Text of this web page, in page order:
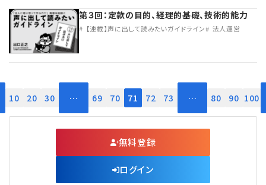
定款関連
法改正-法人運営
インボイス
電子帳簿保存法
法改正-法務
IT
論壇
カレンダー
NEWS・TOPIC・特報
【連載】オピニオンリーダーのnote
【連載】公益法人運営実務の処方箋
【連載】これからの時代の資産運用
【連載】採用・定着・育成のための人事戦略
【連載】事例に学ぶ立入検査で想定される指摘事項
【連載】シェアコモン200インタビュー
【連載】シェアコモン200 誌上相談室
【連載】実務と税務のポイント
公益・一般法人オンラインとは
専門誌一覧
第３回：定款の目的、経理的基礎、技術的能力
【連載】声に出して読みたいガイドライン 法人運営
10 20 30 … 69 70 71 72 73 … 80 90 100
無料登録
ログイン